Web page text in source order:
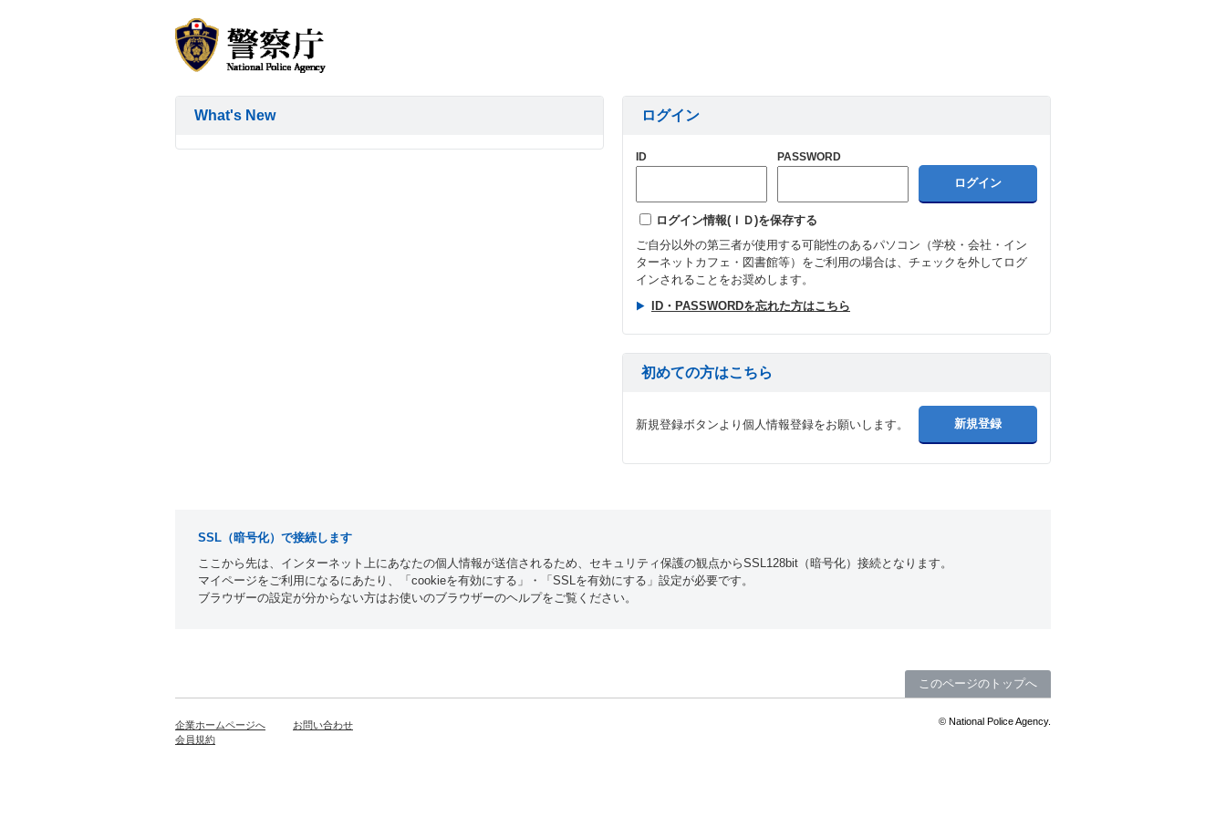
ログイン
ID PASSWORD
ログイン情報(ＩＤ)を保存する
ご自分以外の第三者が使用する可能性のあるパソコン（学校・会社・イン
ターネットカフェ・図書館等）をご利用の場合は、チェックを外してログ
インされることをお奨めします。
ID・PASSWORDを忘れた方はこちら
初めての方はこちら
新規登録ボタンより個人情報登録をお願いします。
What's New
SSL（暗号化）で接続します
ここから先は、インターネット上にあなたの個人情報が送信されるため、セキュリティ保護の観点からSSL128bit（暗号化）接続となります。
マイページをご利用になるにあたり、「cookieを有効にする」・「SSLを有効にする」設定が必要です。
ブラウザーの設定が分からない方はお使いのブラウザーのヘルプをご覧ください。
このページのトップへ
企業ホームページへ
お問い合わせ
会員規約
© National Police Agency.